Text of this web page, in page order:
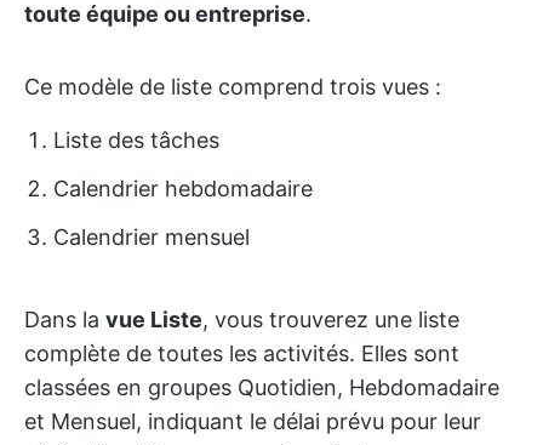
toute équipe ou entreprise.
Ce modèle de liste comprend trois vues :
Liste des tâches
Calendrier hebdomadaire
Calendrier mensuel
Dans la vue Liste, vous trouverez une liste
complète de toutes les activités. Elles sont
classées en groupes Quotidien, Hebdomadaire
et Mensuel, indiquant le délai prévu pour leur